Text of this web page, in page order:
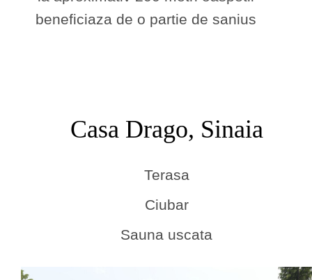
beneficiaza de o partie de sanius
Casa Drago, Sinaia
Terasa
Ciubar
Sauna uscata